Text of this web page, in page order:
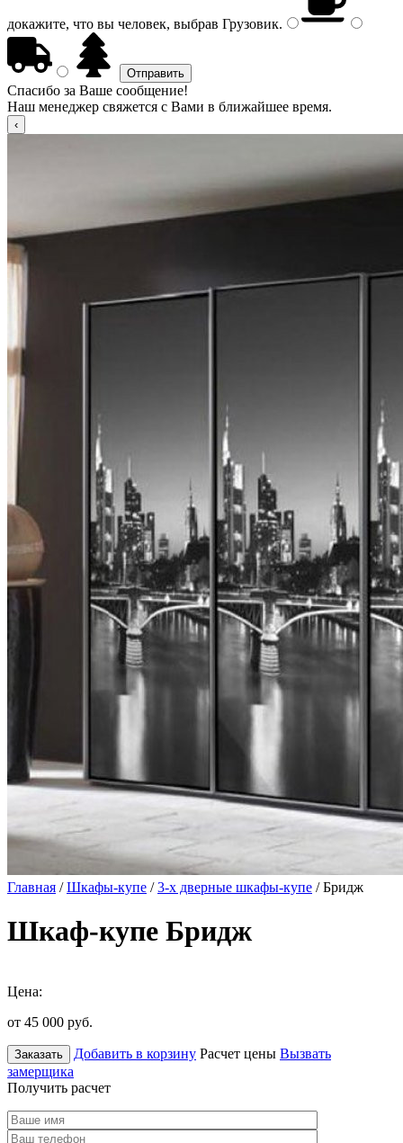
докажите, что вы человек, выбрав Грузовик.
Спасибо за Ваше сообщение!
Наш менеджер свяжется с Вами в ближайшее время.
Главная /Шкафы-купе /3-х дверные шкафы-купе / Бридж
Шкаф-купе Бридж
Цена:
от 45 000 руб.
Заказать Добавить в корзину Расчет цены Вызвать
замерщика
Получить расчет